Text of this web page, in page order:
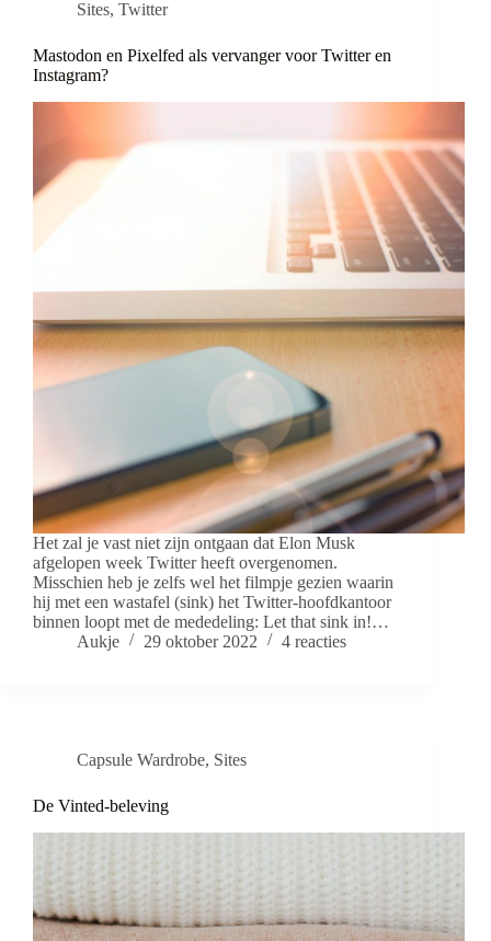
Sites, Twitter
Mastodon en Pixelfed als vervanger voor Twitter en
Instagram?
Het zal je vast niet zijn ontgaan dat Elon Musk
afgelopen week Twitter heeft overgenomen.
Misschien heb je zelfs wel het filmpje gezien waarin
hij met een wastafel (sink) het Twitter-hoofdkantoor
binnen loopt met de mededeling: Let that sink in!…
Aukje
29 oktober 2022 4 reacties
Capsule Wardrobe, Sites
De Vinted-beleving